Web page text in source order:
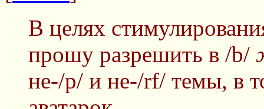
В целях
прошу разрешить в /b/
не-/p/ и не-/rf/ темы, в